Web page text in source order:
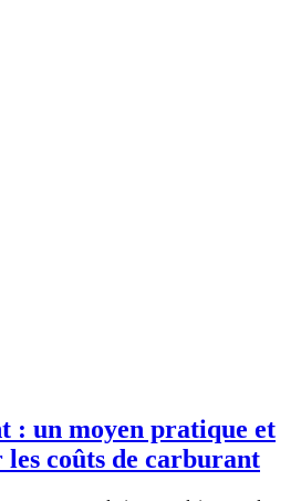
: un moyen pratique et
les coûts de carburant